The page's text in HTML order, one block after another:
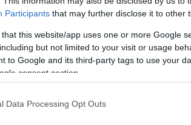
Participants that may further disclose it to other
that this website/app uses one or more Google
but not limited to your visit or usage
to Google and its third-party tags to use your
consent section.
Data Processing Opt Outs